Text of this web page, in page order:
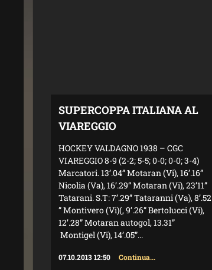
SUPERCOPPA ITALIANA AL
VIAREGGIO
HOCKEY VALDAGNO 1938 – CGC
VIAREGGIO 8-9 (2-2; 5-5; 0-0; 0-0; 3-4)
Marcatori. 13’.04” Motaran (Vi), 16’.16”
Nicolia (Va), 16’.29” Motaran (Vi), 23’11”
Tatarani. S.T: 7’.29” Tataranni (Va), 8’.52
” Montivero (Vi)(, 9’.26” Bertolucci (Vi),
12’.28” Motaran autogol, 13.31”
Montigel (Vi), 14’.05”...
07.10.2013 12:50 Continua...